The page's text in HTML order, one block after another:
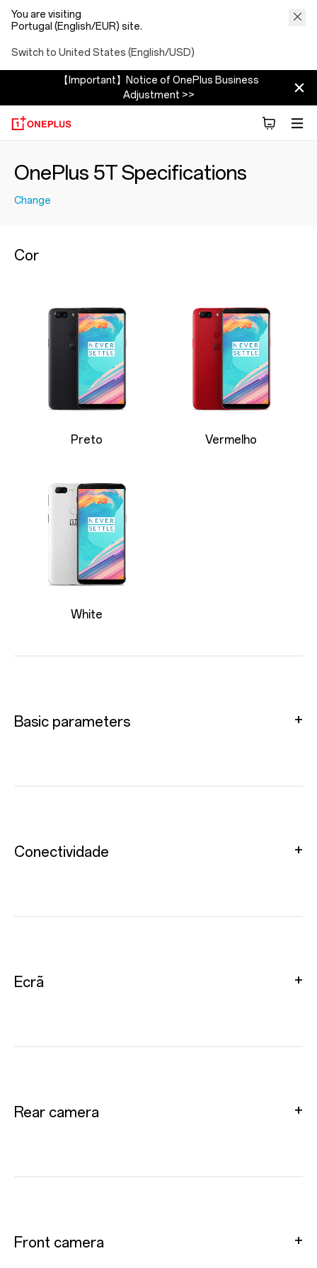
You are visiting
Portugal (English/EUR) site.
Switch to United States (English/USD)
【Important】Notice of OnePlus Business
Adjustment >>
OnePlus 5T Specifications
Change
Cor
Preto Vermelho
White
Basic parameters
Conectividade
Ecrã
Rear camera
Front camera